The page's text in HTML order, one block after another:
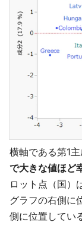
横軸である第1主
で大きな値ほど
ロット点（国）
グラフの右側に
側に位置してい